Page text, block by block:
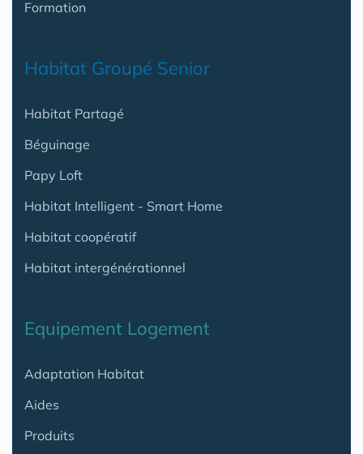
Formation
Habitat Groupé Senior
Habitat Partagé
Béguinage
Papy Loft
Habitat Intelligent - Smart Home
Habitat coopératif
Habitat intergénérationnel
Equipement Logement
Adaptation Habitat
Aides
Produits